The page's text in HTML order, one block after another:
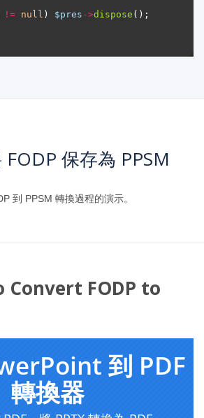
!= null ) $pres ->dispose
保存為 PPSM
到 PPSM 轉換過程的演示。
Convert FODP to